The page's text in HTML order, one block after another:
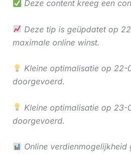
Deze content kreeg een
Deze tip is geüpdatet op
maximale online winst.
Kleine optimalisatie op 22-
doorgevoerd.
Kleine optimalisatie op 23-
doorgevoerd.
Online